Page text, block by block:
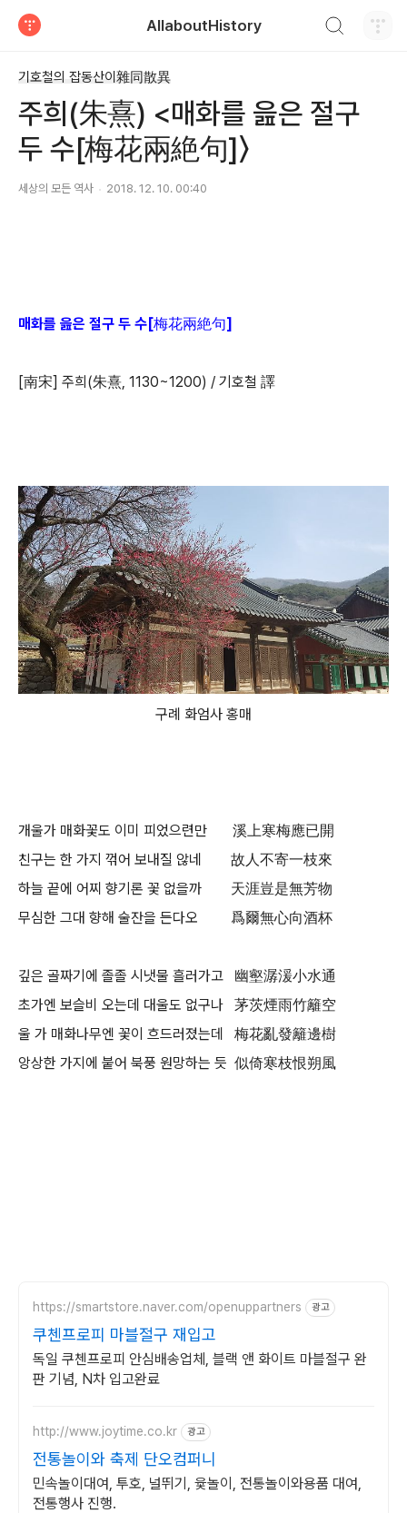
AllaboutHistory
기호철의 잡동산이雜同散異
주희(朱熹) <매화를 읊은 절구
두 수[梅花兩絶句]〉
세상의 모든 역사 2018. 12. 10. 00:40
매화를 읊은 절구 두 수[梅花兩絶句]
[南宋] 주희(朱熹, 1130~1200) / 기호철 譯
구례 화엄사 홍매
개울가 매화꽃도 이미 피었으련만 溪上寒梅應已開
친구는 한 가지 꺾어 보내질 않네 故人不寄一枝來
하늘 끝에 어찌 향기론 꽃 없을까 天涯豈是無芳物
무심한 그대 향해 술잔을 든다오 爲爾無心向酒杯
깊은 골짜기에 졸졸 시냇물 흘러가고 幽壑潺湲小水通
초가엔 보슬비 오는데 대울도 없구나 茅茨煙雨竹籬空
울 가 매화나무엔 꽃이 흐드러졌는데 梅花亂發籬邊樹
앙상한 가지에 붙어 북풍 원망하는 듯 似倚寒枝恨朔風
https://smartstore.naver.com/openuppartners 광고
쿠첸프로피 마블절구 재입고
독일 쿠첸프로피 안심배송업체, 블랙 앤 화이트 마블절구 완
판 기념, N차 입고완료
http://www.joytime.co.kr 광고
전통놀이와 축제 단오컴퍼니
민속놀이대여, 투호, 널뛰기, 윷놀이, 전통놀이와용품 대여,
전통행사 진행.